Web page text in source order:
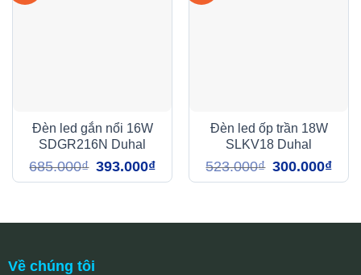
Đèn led gắn nổi 16W
SDGR216N Duhal
685.000₫ Giá
gốc
là:
393.000₫Giá
tại
Đèn led ốp trần 18W
SLKV18 Duhal
523.000₫ Giá
gốc
là:
300.000₫Giá
tại
Về chúng tôi